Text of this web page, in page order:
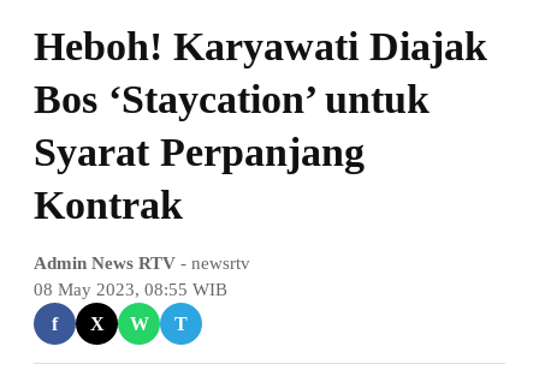
Heboh! Karyawati Diajak
Bos ‘Staycation’ untuk
Syarat Perpanjang
Kontrak
Admin News RTV - newsrtv
08 May 2023, 08:55 WIB
f X W T